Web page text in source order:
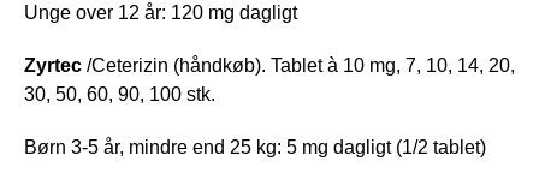
Unge over 12 år: 120 mg dagligt
Zyrtec /Ceterizin (håndkøb). Tablet à 10 mg, 7, 10, 14, 20,
30, 50, 60, 90, 100 stk.
Børn 3-5 år, mindre end 25 kg: 5 mg dagligt (1/2 tablet)